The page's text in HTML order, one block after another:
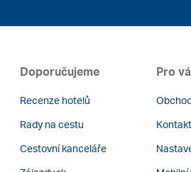
Doporučujeme
Recenze hotelů
Rady na cestu
Cestovní kanceláře
Pro